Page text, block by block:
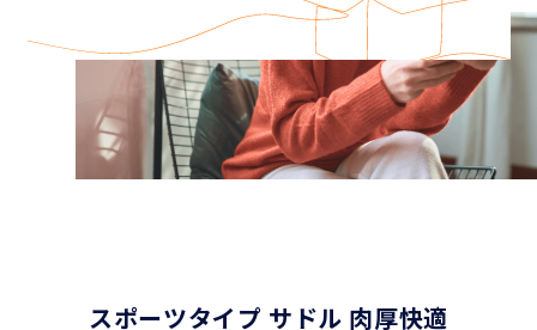
スポーツタイプ サドル 肉厚快適